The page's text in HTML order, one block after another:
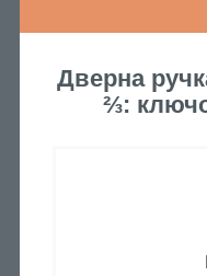
Дверна
⅔: